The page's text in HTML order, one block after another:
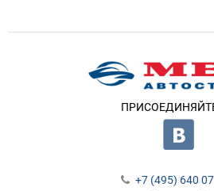
+7 (495) 640 07